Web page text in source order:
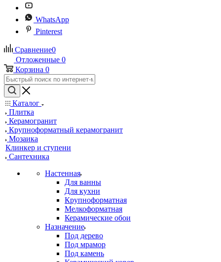
WhatsApp
Pinterest
Сравнение0
Отложенные 0
Корзина 0
Каталог
Плитка
Керамогранит
Крупноформатный керамогранит
Мозаика
Клинкер и ступени
Сантехника
Настенная
Для ванны
Для кухни
Крупноформатная
Мелкоформатная
Керамические обои
Назначение
Под дерево
Под мрамор
Под камень